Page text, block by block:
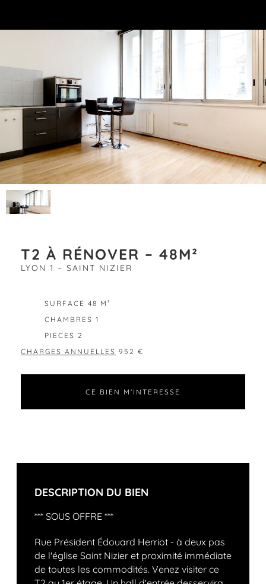
T2 À RÉNOVER – 48M²
LYON 1 – SAINT NIZIER
SURFACE 48 M²
CHAMBRES 1
PIECES 2
CHARGES ANNUELLES 952 €
CE BIEN M'INTERESSE
DESCRIPTION DU BIEN
*** SOUS OFFRE ***
Rue Président Édouard Herriot - à deux pas
de l'église Saint Nizier et proximité immédiate
de toutes les commodités. Venez visiter ce